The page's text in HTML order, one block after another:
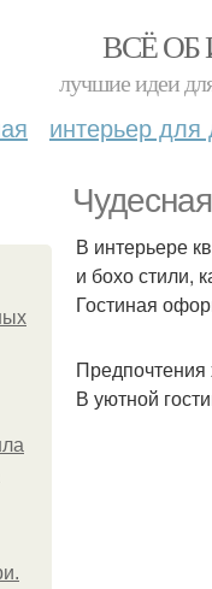
ВСЁ ОБ
лучшие идеи
интерьер
В интерьере
и бохо стили,
Гостиная
Предпочтения
В уютной